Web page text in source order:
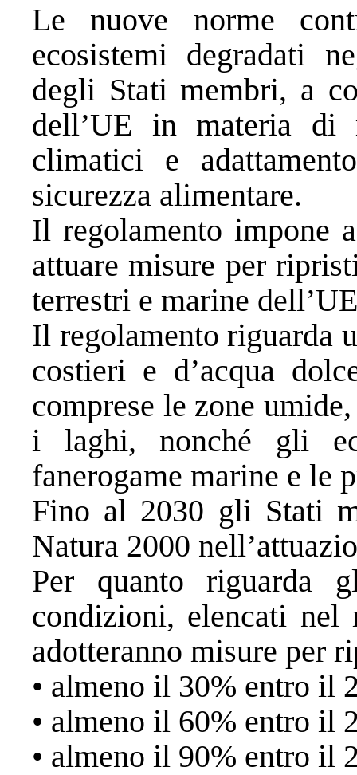
Le nuove norme
ecosistemi degradati
degli Stati membri, a
dell’UE in materia di
climatici e
sicurezza alimentare.
Il regolamento impone
attuare misure per
terrestri e marine
Il regolamento riguarda
costieri e d’acqua
comprese le zone
i laghi, nonché gli
fanerogame marine e le
Fino al 2030 gli Stati
Natura 2000
Per quanto riguarda
condizioni, elencati nel
adotteranno misure per
• almeno il 30% entro il
• almeno il 60% entro il
• almeno il 90% entro il